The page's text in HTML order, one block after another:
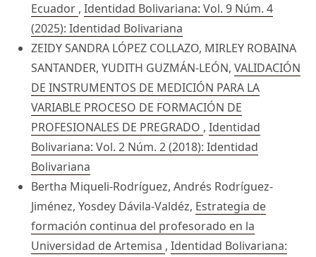
Ecuador , Identidad Bolivariana: Vol. 9 Núm. 4
(2025): Identidad Bolivariana
ZEIDY SANDRA LÓPEZ COLLAZO, MIRLEY ROBAINA
SANTANDER, YUDITH GUZMÁN-LEÓN, VALIDACIÓN
DE INSTRUMENTOS DE MEDICIÓN PARA LA
VARIABLE PROCESO DE FORMACIÓN DE
PROFESIONALES DE PREGRADO , Identidad
Bolivariana: Vol. 2 Núm. 2 (2018): Identidad
Bolivariana
Bertha Miqueli-Rodríguez, Andrés Rodríguez-
Jiménez, Yosdey Dávila-Valdéz, Estrategia de
formación continua del profesorado en la
Universidad de Artemisa , Identidad Bolivariana: